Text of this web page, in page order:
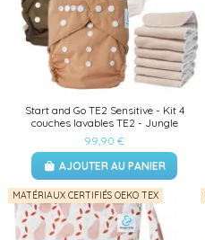
Start and Go TE2 Sensitive - Kit 4
couches lavables TE2 - Jungle
99,90 €
AJOUTER AU PANIER
MATÉRIAUX CERTIFIÉS OEKO TEX